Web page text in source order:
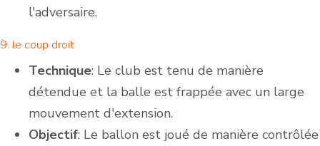
l'adversaire.
9. le coup droit
Technique: Le club est tenu de manière
détendue et la balle est frappée avec un large
mouvement d'extension.
Objectif: Le ballon est joué de manière contrôlée